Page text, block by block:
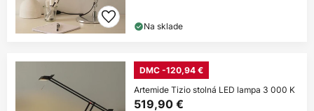
Na sklade
DMC -120,94 €
Artemide Tizio stolná LED lampa 3 000 K
519,90 €